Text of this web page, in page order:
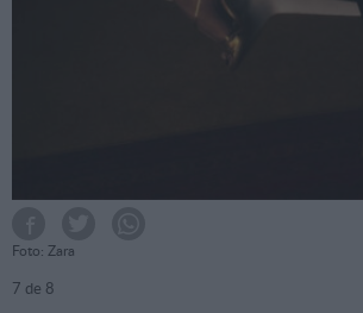
Foto: Zara
7 de 8